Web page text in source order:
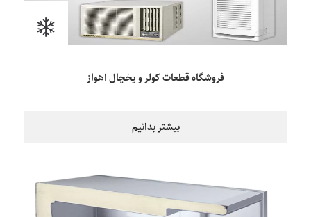
فروشگاه قطعات کولر و یخچال اهواز
بیشتر بدانیم